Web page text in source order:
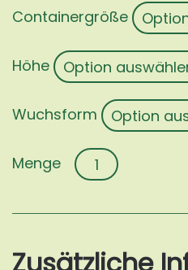
Containergröße
Höhe
Wuchsform
Cornus
kousa
Menge